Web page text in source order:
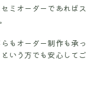
ミオーダーであればス
もオーダー制作も承っ
いう方でも安心してご